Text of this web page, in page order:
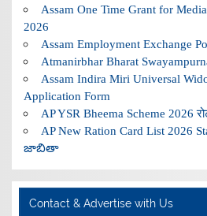
Assam One Time Grant for
2026
Assam Employment Exchange
Atmanirbhar Bharat
Assam Indira Miri Universal
Application Form
AP YSR Bheema Scheme 2026
AP New Ration Card List 2026
జాబితా
Contact & Advertise with Us